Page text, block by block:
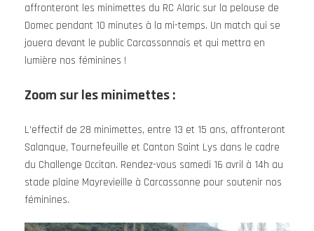
affronteront les minimettes du RC Alaric sur la pelouse de
Domec pendant 10 minutes à la mi-temps. Un match qui se
jouera devant le public Carcassonnais et qui mettra en
lumière nos féminines !
Zoom sur les minimettes :
L’effectif de 28 minimettes, entre 13 et 15 ans, affronteront
Salanque, Tournefeuille et Canton Saint Lys dans le cadre
du Challenge Occitan. Rendez-vous samedi 16 avril à 14h au
stade plaine Mayrevieille à Carcassonne pour soutenir nos
féminines.